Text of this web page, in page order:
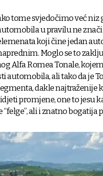
tome svjedočimo već
u pravilu ne
koji čine jedan
Moglo se to
Alfa Romea Tonale,
automobila, ali tako da je
dakle
promjene, one to jesu
ali i znatno